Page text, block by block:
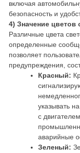
включая
безопасность и
4) Значение цветов
Различные цвета
определенные
позволяет
предупреждения,
Красный:
указывать
с
аварийные
Зеленый: